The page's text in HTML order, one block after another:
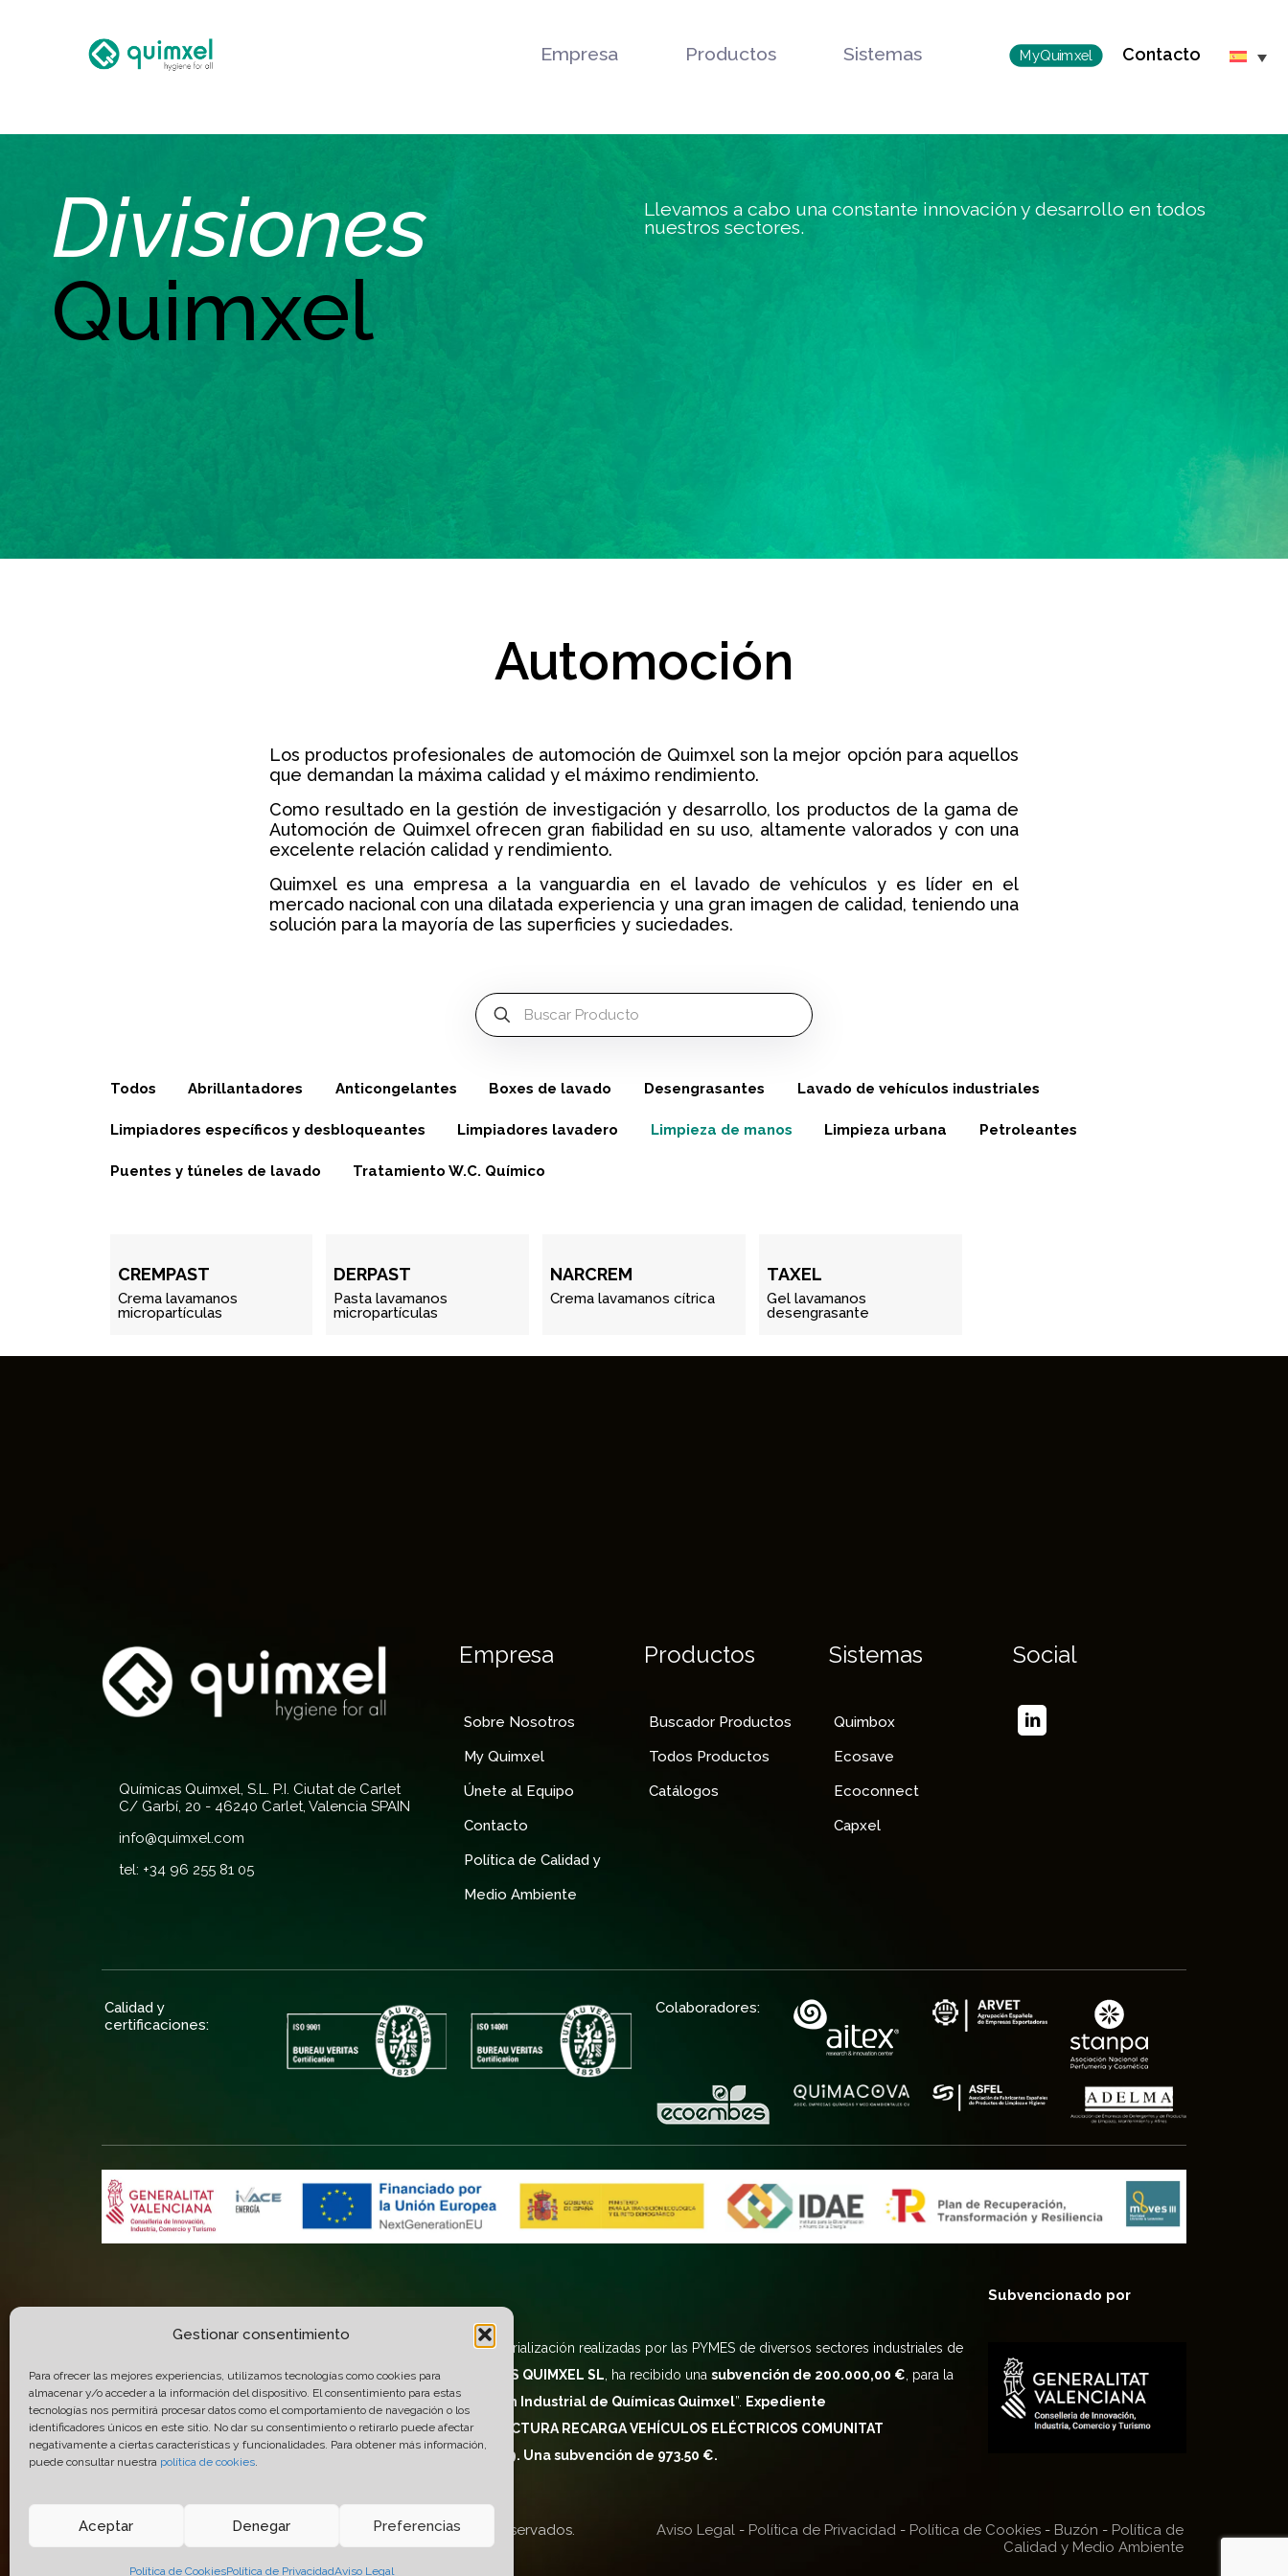
Gestionar consentimiento
Para ofrecer las mejores experiencias, utilizamos tecnologías como cookies para
almacenar y/o acceder a la información del dispositivo. El consentimiento para estas
tecnologías nos permitirá procesar datos como el comportamiento de navegación o los
identificadores únicos en este sitio. No dar su consentimiento o retirarlo puede afectar
negativamente a ciertas características y funcionalidades. Para obtener más información,
puede consultar nuestra política de cookies.
Aceptar Denegar Preferencias
Política de CookiesPolítica de PrivacidadAviso Legal
Empresa Productos Sistemas MyQuimxel Contacto
Divisiones
Quimxel
Llevamos a cabo una constante innovación y desarrollo en todos
nuestros sectores.
Automoción
Los productos profesionales de automoción de Quimxel son la mejor opción para aquellos
que demandan la máxima calidad y el máximo rendimiento.
Como resultado en la gestión de investigación y desarrollo, los productos de la gama de
Automoción de Quimxel ofrecen gran fiabilidad en su uso, altamente valorados y con una
excelente relación calidad y rendimiento.
Quimxel es una empresa a la vanguardia en el lavado de vehículos y es líder en el
mercado nacional con una dilatada experiencia y una gran imagen de calidad, teniendo una
solución para la mayoría de las superficies y suciedades.
Todos Abrillantadores Anticongelantes Boxes de lavado Desengrasantes Lavado de vehículos industriales
Limpiadores específicos y desbloqueantes Limpiadores lavadero Limpieza de manos Limpieza urbana Petroleantes
Puentes y túneles de lavado Tratamiento W.C. Químico
CREMPAST
Crema lavamanos
micropartículas
DERPAST
Pasta lavamanos
micropartículas
NARCREM
Crema lavamanos cítrica
TAXEL
Gel lavamanos
desengrasante
Químicas Quimxel, S.L. P.I. Ciutat de Carlet
C/ Garbí, 20 - 46240 Carlet, Valencia SPAIN
info@quimxel.com
tel: +34 96 255 81 05
Empresa
Sobre Nosotros
My Quimxel
Únete al Equipo
Contacto
Política de Calidad y
Medio Ambiente
Productos
Buscador Productos
Todos Productos
Catálogos
Sistemas
Quimbox
Ecosave
Ecoconnect
Capxel
Social
Calidad y
certificaciones:
Colaboradores:
A través de las Ayudas para apoyar las inversiones para la reindustrialización realizadas por las PYMES de diversos sectores industriales de
la Comunitat Valenciana para el ejercicio 2025 (INPYME),
QUIMICAS QUIMXEL SL, ha recibido unasubvención de 200.000,00 €, para la
ejecución del Proyecto “Modernización Sostenible y Expansión Industrial de Químicas Quimxel”. Expediente
INPYME/2025/1063 y del PROGRAMA MOVES III INFRAESTRUCTURA RECARGA VEHÍCULOS ELÉCTRICOS COMUNITAT
VALENCIANA con número de expediente MOVESI/2021/7379. Una subvención de 973.50 €.
Subvencionado por
© 2005-2026 Químicas Quimxel S.L. Todos Los Derechos Reservados.
Diseño14 soles- Desarrollo y HostingProdigitel.
Aviso Legal- Política de Privacidad- Política de Cookies- Buzón - Política de
Calidad y Medio Ambiente